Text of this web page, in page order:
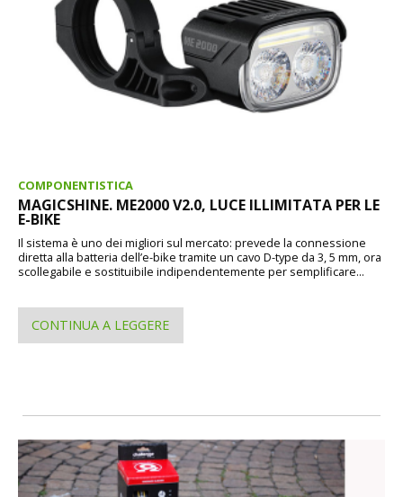
COMPONENTISTICA
MAGICSHINE. ME2000 V2.0, LUCE ILLIMITATA PER LE
E-BIKE
Il sistema è uno dei migliori sul mercato: prevede la connessione
diretta alla batteria dell’e-bike tramite un cavo D-type da 3, 5 mm, ora
scollegabile e sostituibile indipendentemente per semplificare...
CONTINUA A LEGGERE